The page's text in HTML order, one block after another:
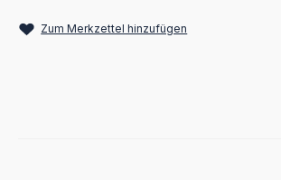
Zum Merkzettel hinzufügen